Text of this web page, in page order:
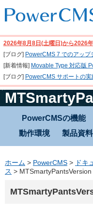
2026年8月8日(土曜日)から2026
[ブログ] PowerCMS 7 でのアップ
[新着情報] Movable Type 対応版
[ブログ] PowerCMS サポートの
PowerCMSの機能
動作環境
製品資
ホーム > PowerCMS > ドキ
ス > MTSmartyPantsVersion